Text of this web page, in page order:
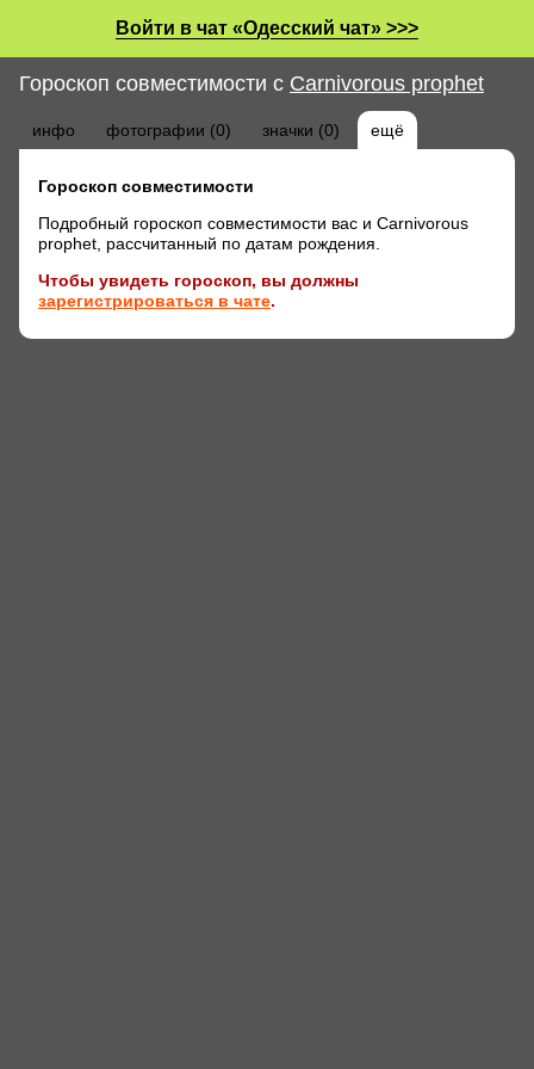
Войти в чат «Одесский чат» >>>
Гороскоп совместимости с Carnivorous prophet
инфо фотографии (0) значки (0) ещё
Гороскоп совместимости
Подробный гороскоп совместимости вас и Carnivorous
prophet, рассчитанный по датам рождения.
Чтобы увидеть гороскоп, вы должны
зарегистрироваться в чате.